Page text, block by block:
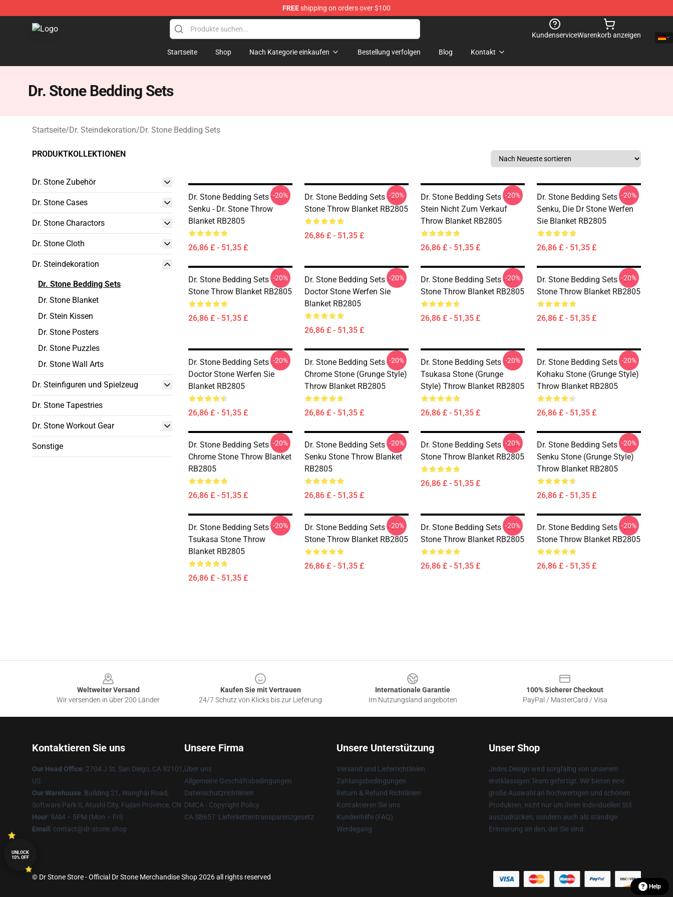
FREEshipping on orders over $100
Dr Stone Store - Official Dr Stone Merchandise Shop
KundenserviceWarenkorb anzeigen
Startseite Shop Nach Kategorie einkaufen Bestellung verfolgen Blog Kontakt
Dr. Stone Bedding Sets
Startseite/Dr. Steindekoration/Dr. Stone Bedding Sets
PRODUKTKOLLEKTIONEN
Dr. Stone Zubehör
Dr. Stone Cases
Dr. Stone Charactors
Dr. Stone Cloth
Dr. Steindekoration
Dr. Stone Bedding Sets
Dr. Stone Blanket
Dr. Stein Kissen
Dr. Stone Posters
Dr. Stone Puzzles
Dr. Stone Wall Arts
Dr. Steinfiguren und Spielzeug
Dr. Stone Tapestries
Dr. Stone Workout Gear
Sonstige
Dr. Stone Bedding Sets -
Senku - Dr. Stone Throw
Blanket RB2805
26,86 £ - 51,35 £
-20%
Dr. Stone Bedding Sets - Dr.
Stone Throw Blanket RB2805
26,86 £ - 51,35 £
-20%
Dr. Stone Bedding Sets - Dr
Stein Nicht Zum Verkauf
Throw Blanket RB2805
26,86 £ - 51,35 £
-20%
Dr. Stone Bedding Sets - 4K
Senku, Die Dr Stone Werfen
Sie Blanket RB2805
26,86 £ - 51,35 £
-20%
Dr. Stone Bedding Sets - Dr.
Stone Throw Blanket RB2805
26,86 £ - 51,35 £
-20%
Dr. Stone Bedding Sets -
Doctor Stone Werfen Sie
Blanket RB2805
26,86 £ - 51,35 £
-20%
Dr. Stone Bedding Sets - Dr.
Stone Throw Blanket RB2805
26,86 £ - 51,35 £
-20%
Dr. Stone Bedding Sets - Dr.
Stone Throw Blanket RB2805
26,86 £ - 51,35 £
-20%
Dr. Stone Bedding Sets -
Doctor Stone Werfen Sie
Blanket RB2805
26,86 £ - 51,35 £
-20%
Dr. Stone Bedding Sets -
Chrome Stone (Grunge Style)
Throw Blanket RB2805
26,86 £ - 51,35 £
-20%
Dr. Stone Bedding Sets -
Tsukasa Stone (Grunge
Style) Throw Blanket RB2805
26,86 £ - 51,35 £
-20%
Dr. Stone Bedding Sets -
Kohaku Stone (Grunge Style)
Throw Blanket RB2805
26,86 £ - 51,35 £
-20%
Dr. Stone Bedding Sets -
Chrome Stone Throw Blanket
RB2805
26,86 £ - 51,35 £
-20%
Dr. Stone Bedding Sets -
Senku Stone Throw Blanket
RB2805
26,86 £ - 51,35 £
-20%
Dr. Stone Bedding Sets - Gen
Stone Throw Blanket RB2805
26,86 £ - 51,35 £
-20%
Dr. Stone Bedding Sets -
Senku Stone (Grunge Style)
Throw Blanket RB2805
26,86 £ - 51,35 £
-20%
Dr. Stone Bedding Sets -
Tsukasa Stone Throw
Blanket RB2805
26,86 £ - 51,35 £
-20%
Dr. Stone Bedding Sets - Dr.
Stone Throw Blanket RB2805
26,86 £ - 51,35 £
-20%
Dr. Stone Bedding Sets - Dr.
Stone Throw Blanket RB2805
26,86 £ - 51,35 £
-20%
Dr. Stone Bedding Sets - Dr.
Stone Throw Blanket RB2805
26,86 £ - 51,35 £
-20%
Weltweiter Versand
Wir versenden in über 200 Länder
Kaufen Sie mit Vertrauen
24/7 Schutz von Klicks bis zur Lieferung
Internationale Garantie
Im Nutzungsland angeboten
100% Sicherer Checkout
PayPal / MasterCard / Visa
Kontaktieren Sie uns
Our Head Office: 2704 J St, San Diego, CA 92101,
US
Our Warehouse: Building 21, Wanghai Road,
Software Park II, Atushi City, Fujian Province, CN
Hour: 9AM – 5PM (Mon – Fri)
Email : contact@dr-stone.shop
Unsere Firma
Über uns
Allgemeine Geschäftsbedingungen
Datenschutzrichtlinien
DMCA - Copyright Policy
CA SB657: Lieferkettentransparenzgesetz
Unsere Unterstützung
Versand und Lieferrichtlinien
Zahlungsbedingungen
Return & Refund Richtlinien
Kontaktieren Sie uns
Kundenhilfe (FAQ)
Werdegang
Unser Shop
Jedes Design wird sorgfältig von unserem
erstklassigen Team gefertigt. Wir bieten eine
große Auswahl an hochwertigen und schönen
Produkten, nicht nur um Ihren individuellen Stil
auszudrücken, sondern auch als ständige
Erinnerung an den, der Sie sind.
© Dr Stone Store - Official Dr Stone Merchandise Shop 2026 all rights reserved
Help
UNLOCK
10% OFF